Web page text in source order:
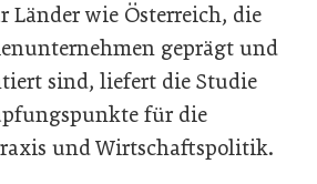
Länder wie Österreich, die
geprägt und
sind, liefert die Studie
für die
und Wirtschaftspolitik.